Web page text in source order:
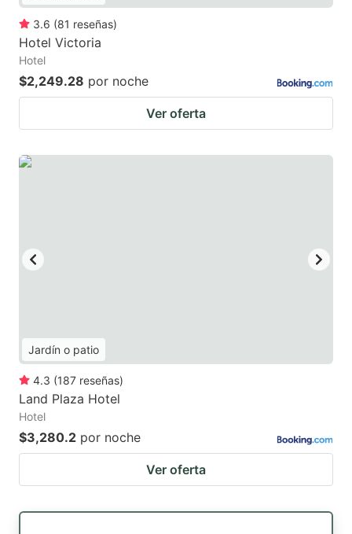
3.6 (81 reseñas)
Hotel Victoria
Hotel
$2,249.28 por noche
Ver oferta
Jardín o patio
4.3 (187 reseñas)
Land Plaza Hotel
Hotel
$3,280.2 por noche
Ver oferta